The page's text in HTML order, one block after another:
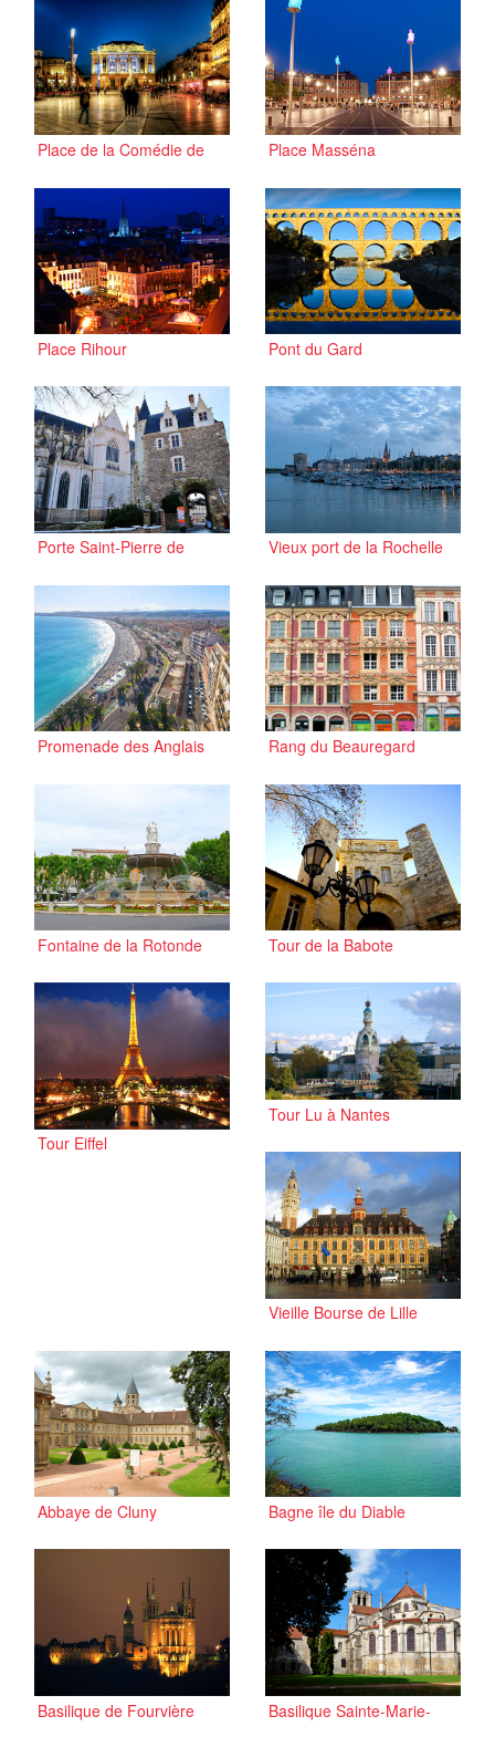
Place de la Comédie de
Place Masséna
Place Rihour Pont du Gard
Porte Saint-Pierre de
Vieux port de la Rochelle
Promenade des Anglais Rang du Beauregard
Fontaine de la Rotonde Tour de la Babote
Tour Eiffel
Tour Lu à Nantes
Vieille Bourse de Lille
Abbaye de Cluny Bagne île du Diable
Basilique de Fourvière
Basilique Sainte-Marie-